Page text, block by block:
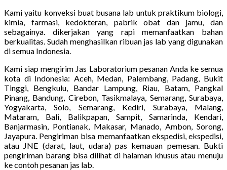
Kami yaitu konveksi buat busana lab untuk praktikum biologi,
kimia, farmasi, kedokteran, pabrik obat dan jamu, dan
sebagainya. dikerjakan yang rapi memanfaatkan bahan
berkualitas. Sudah menghasilkan ribuan jas lab yang digunakan
di semua Indonesia.
Kami siap mengirim Jas Laboratorium pesanan Anda ke semua
kota di Indonesia: Aceh, Medan, Palembang, Padang, Bukit
Tinggi, Bengkulu, Bandar Lampung, Riau, Batam, Pangkal
Pinang, Bandung, Cirebon, Tasikmalaya, Semarang, Surabaya,
Yogyakarta, Solo, Semarang, Kediri, Surabaya, Malang,
Mataram, Bali, Balikpapan, Sampit, Samarinda, Kendari,
Banjarmasin, Pontianak, Makasar, Manado, Ambon, Sorong,
Jayapura. Pengiriman bisa memanfaatkan ekspedisi, ekspedisi,
atau JNE (darat, laut, udara) pas kemauan pemesan. Bukti
pengiriman barang bisa dilihat di halaman khusus atau menuju
ke contoh pesanan jas lab.